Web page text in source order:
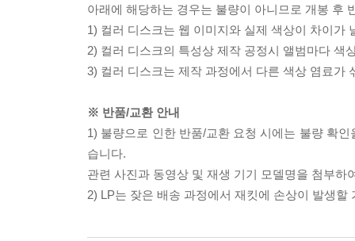
아래에 해당하는 경우는 불량이 아니므로 개봉 후
1) 컬러 디스크는 웹 이미지와 실제 색상이 차이가
2) 컬러 디스크의 특성상 제작 공정시 앨범마다 색
3) 컬러 디스크는 제작 과정에서 다른 색상 염료가
※ 반품/교환 안내
1) 불량으로 인한 반품/교환 요청 시에는 불량 확
습니다.
관련 사진과 동영상 및 재생 기기 모델명을 첨부하
2) LP는 잦은 배송 과정에서 재킷에 손상이 발생